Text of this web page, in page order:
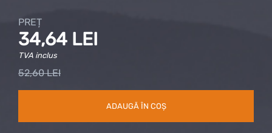
PREȚ
34,64 LEI
TVA inclus
52,60 LEI
ADAUGĂ ÎN COȘ